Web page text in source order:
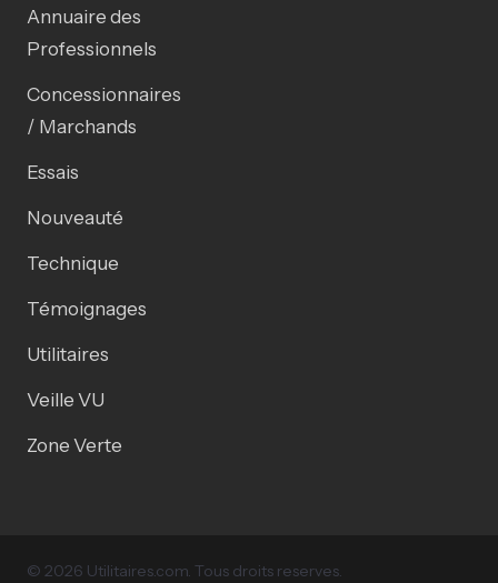
Annuaire des
Professionnels
Concessionnaires
/ Marchands
Essais
Nouveauté
Technique
Témoignages
Utilitaires
Veille VU
Zone Verte
© 2026 Utilitaires.com. Tous droits reserves.